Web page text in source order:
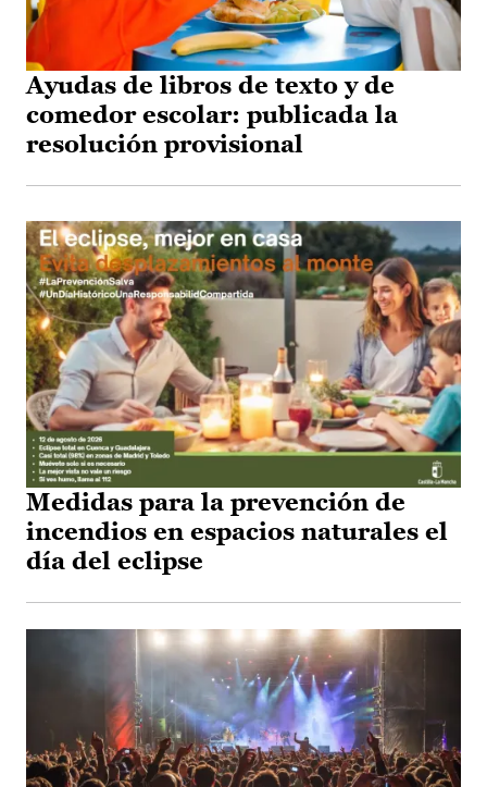
Ayudas de libros de texto y de
comedor escolar: publicada la
resolución provisional
Medidas para la prevención de
incendios en espacios naturales el
día del eclipse